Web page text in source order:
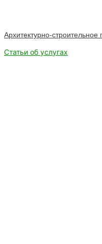
Архитектурно-
Статьи об услугах